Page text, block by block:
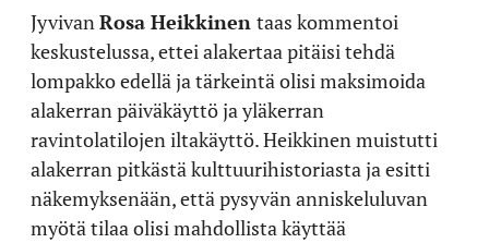
JyvivanRosa Heikkinen taas kommentoi
keskustelussa, ettei alakertaa pitäisi tehdä
lompakko edellä ja tärkeintä olisi maksimoida
alakerran päiväkäyttö ja yläkerran
ravintolatilojen iltakäyttö. Heikkinen muistutti
alakerran pitkästä kulttuurihistoriasta ja esitti
näkemyksenään, että pysyvän anniskeluluvan
myötä tilaa olisi mahdollista käyttää